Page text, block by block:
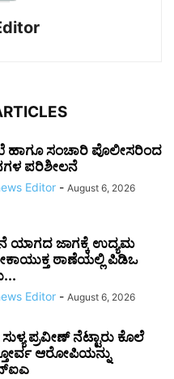
ಹಾಗೂ ಸಂಚಾರಿ ಪೊಲೀಸರಿಂದ
ಪರಿಶೀಲನೆ
Editor - August 6, 2026
ಯಾಗದ ಜಾಗಕ್ಕೆ ಉದ್ಯಮ
ಠಾಣೆಯಲ್ಲಿ ಪಿಡಿಒ
Editor - August 6, 2026
ಪ್ರವೀಣ್ ನೆಟ್ಟಾರು ಕೊಲೆ
ಆರೋಪಿಯನ್ನು